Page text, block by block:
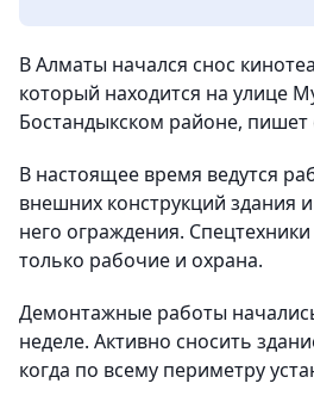
В Алматы начался снос
который находится на улице
Бостандыкском районе, пишет
В настоящее время ведутся
внешних конструкций здания
него ограждения.
только рабочие и охрана.
Демонтажные работы
неделе. Активно сносить
когда по всему периметру